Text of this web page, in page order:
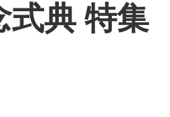
式典 特集